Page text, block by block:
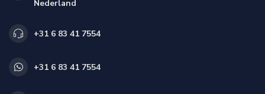
Nederland
+31 6 83 41 7554
+31 6 83 41 7554